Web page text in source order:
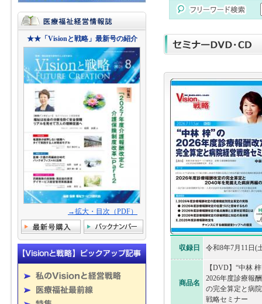
★★「Visionと戦略」最新号の紹介
→拡大・目次（PDF）
収録日 令和8年7月11日(
商品名
【DVD】“中林
2026年度診療報
の完全算定と病
戦略セミナー